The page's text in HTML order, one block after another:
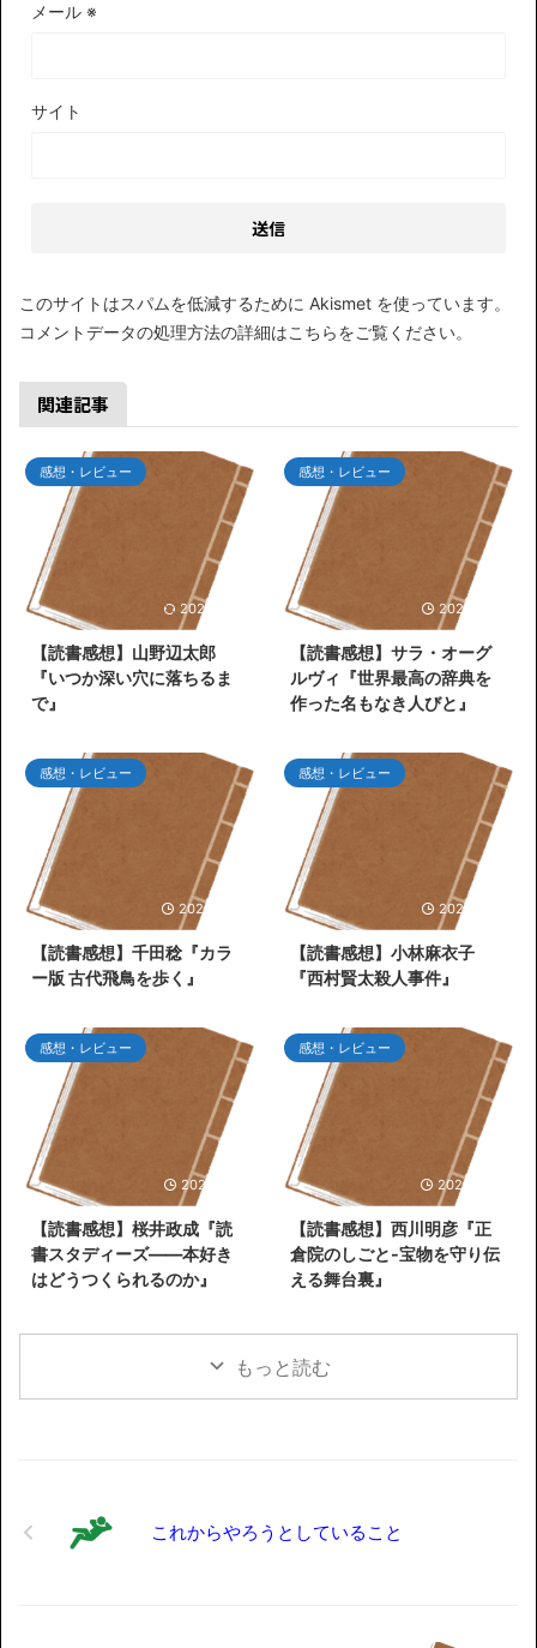
メール ※
サイト
このサイトはスパムを低減するために Akismet を使っています。
コメントデータの処理方法の詳細はこちらをご覧ください。
関連記事
感想・レビュー
2026/7/26
【読書感想】山野辺太郎
『いつか深い穴に落ちるま
で』
感想・レビュー
2026/7/25
【読書感想】サラ・オーグ
ルヴィ『世界最高の辞典を
作った名もなき人びと』
感想・レビュー
2026/6/30
【読書感想】千田稔『カラ
ー版 古代飛鳥を歩く』
感想・レビュー
2026/6/27
【読書感想】小林麻衣子
『西村賢太殺人事件』
感想・レビュー
2026/5/31
【読書感想】桜井政成『読
書スタディーズ――本好き
はどうつくられるのか』
感想・レビュー
2026/5/26
【読書感想】西川明彦『正
倉院のしごと-宝物を守り伝
える舞台裏』
もっと読む
これからやろうとしていること